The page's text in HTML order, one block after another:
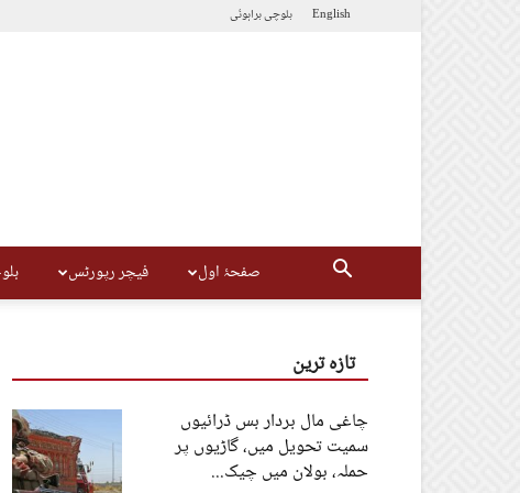
English بلوچیبراہوئی
صفحۂ اول فیچر رپورٹس
تازہ ترین
چاغی مال بردار بس ڈرائیوں
سمیت تحویل میں، گاڑیوں پر
حملہ، بولان میں چیک...